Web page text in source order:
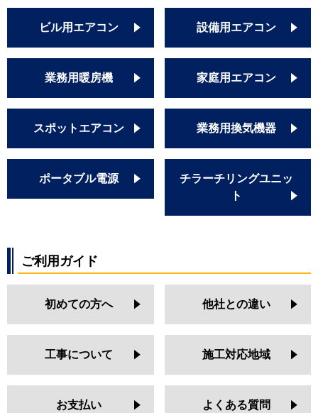
ビル用エアコン 設備用エアコン
業務用暖房機 家庭用エアコン
スポットエアコン 業務用換気機器
ポータブル電源
チラーチリングユニッ
ト
ご利用ガイド
初めての方へ 他社との違い
工事について 施工対応地域
お支払い よくある質問